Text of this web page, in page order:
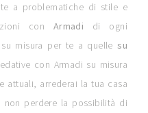
a problematiche di stile e
con Armadi di ogni
misura per te a quelle su
con Armadi su misura
attuali, arrederai la tua casa
perdere la possibilità di